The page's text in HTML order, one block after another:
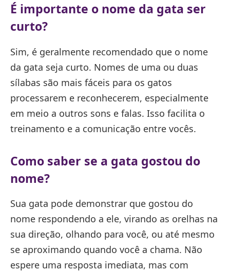
É importante o nome da gata ser
curto?
Sim, é geralmente recomendado que o nome
da gata seja curto. Nomes de uma ou duas
sílabas são mais fáceis para os gatos
processarem e reconhecerem, especialmente
em meio a outros sons e falas. Isso facilita o
treinamento e a comunicação entre vocês.
Como saber se a gata gostou do
nome?
Sua gata pode demonstrar que gostou do
nome respondendo a ele, virando as orelhas na
sua direção, olhando para você, ou até mesmo
se aproximando quando você a chama. Não
espere uma resposta imediata, mas com